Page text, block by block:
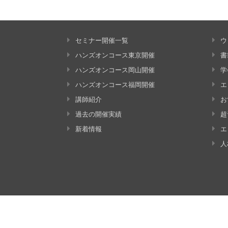
セミナー開催一覧
ハンズオンコース東京開催
ハンズオンコース岡山開催
ハンズオンコース福岡開催
講師紹介
過去の開催実績
新着情報